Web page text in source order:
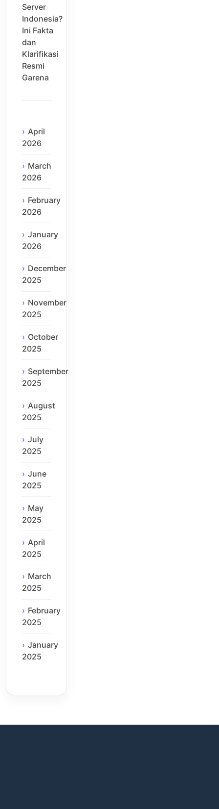
Server
Indonesia?
Ini Fakta
dan
Klarifikasi
Resmi
Garena
April
2026
March
2026
February
2026
January
2026
December
2025
November
2025
October
2025
September
2025
August
2025
July
2025
June
2025
May
2025
April
2025
March
2025
February
2025
January
2025